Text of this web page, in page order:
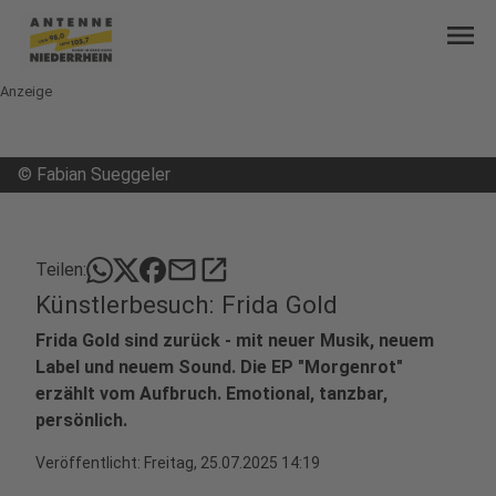
menu
Anzeige
© Fabian Sueggeler
Teilen: mailopen_in_new
Künstlerbesuch: Frida Gold
Frida Gold sind zurück - mit neuer Musik, neuem
Label und neuem Sound. Die EP "Morgenrot"
erzählt vom Aufbruch. Emotional, tanzbar,
persönlich.
Veröffentlicht: Freitag, 25.07.2025 14:19